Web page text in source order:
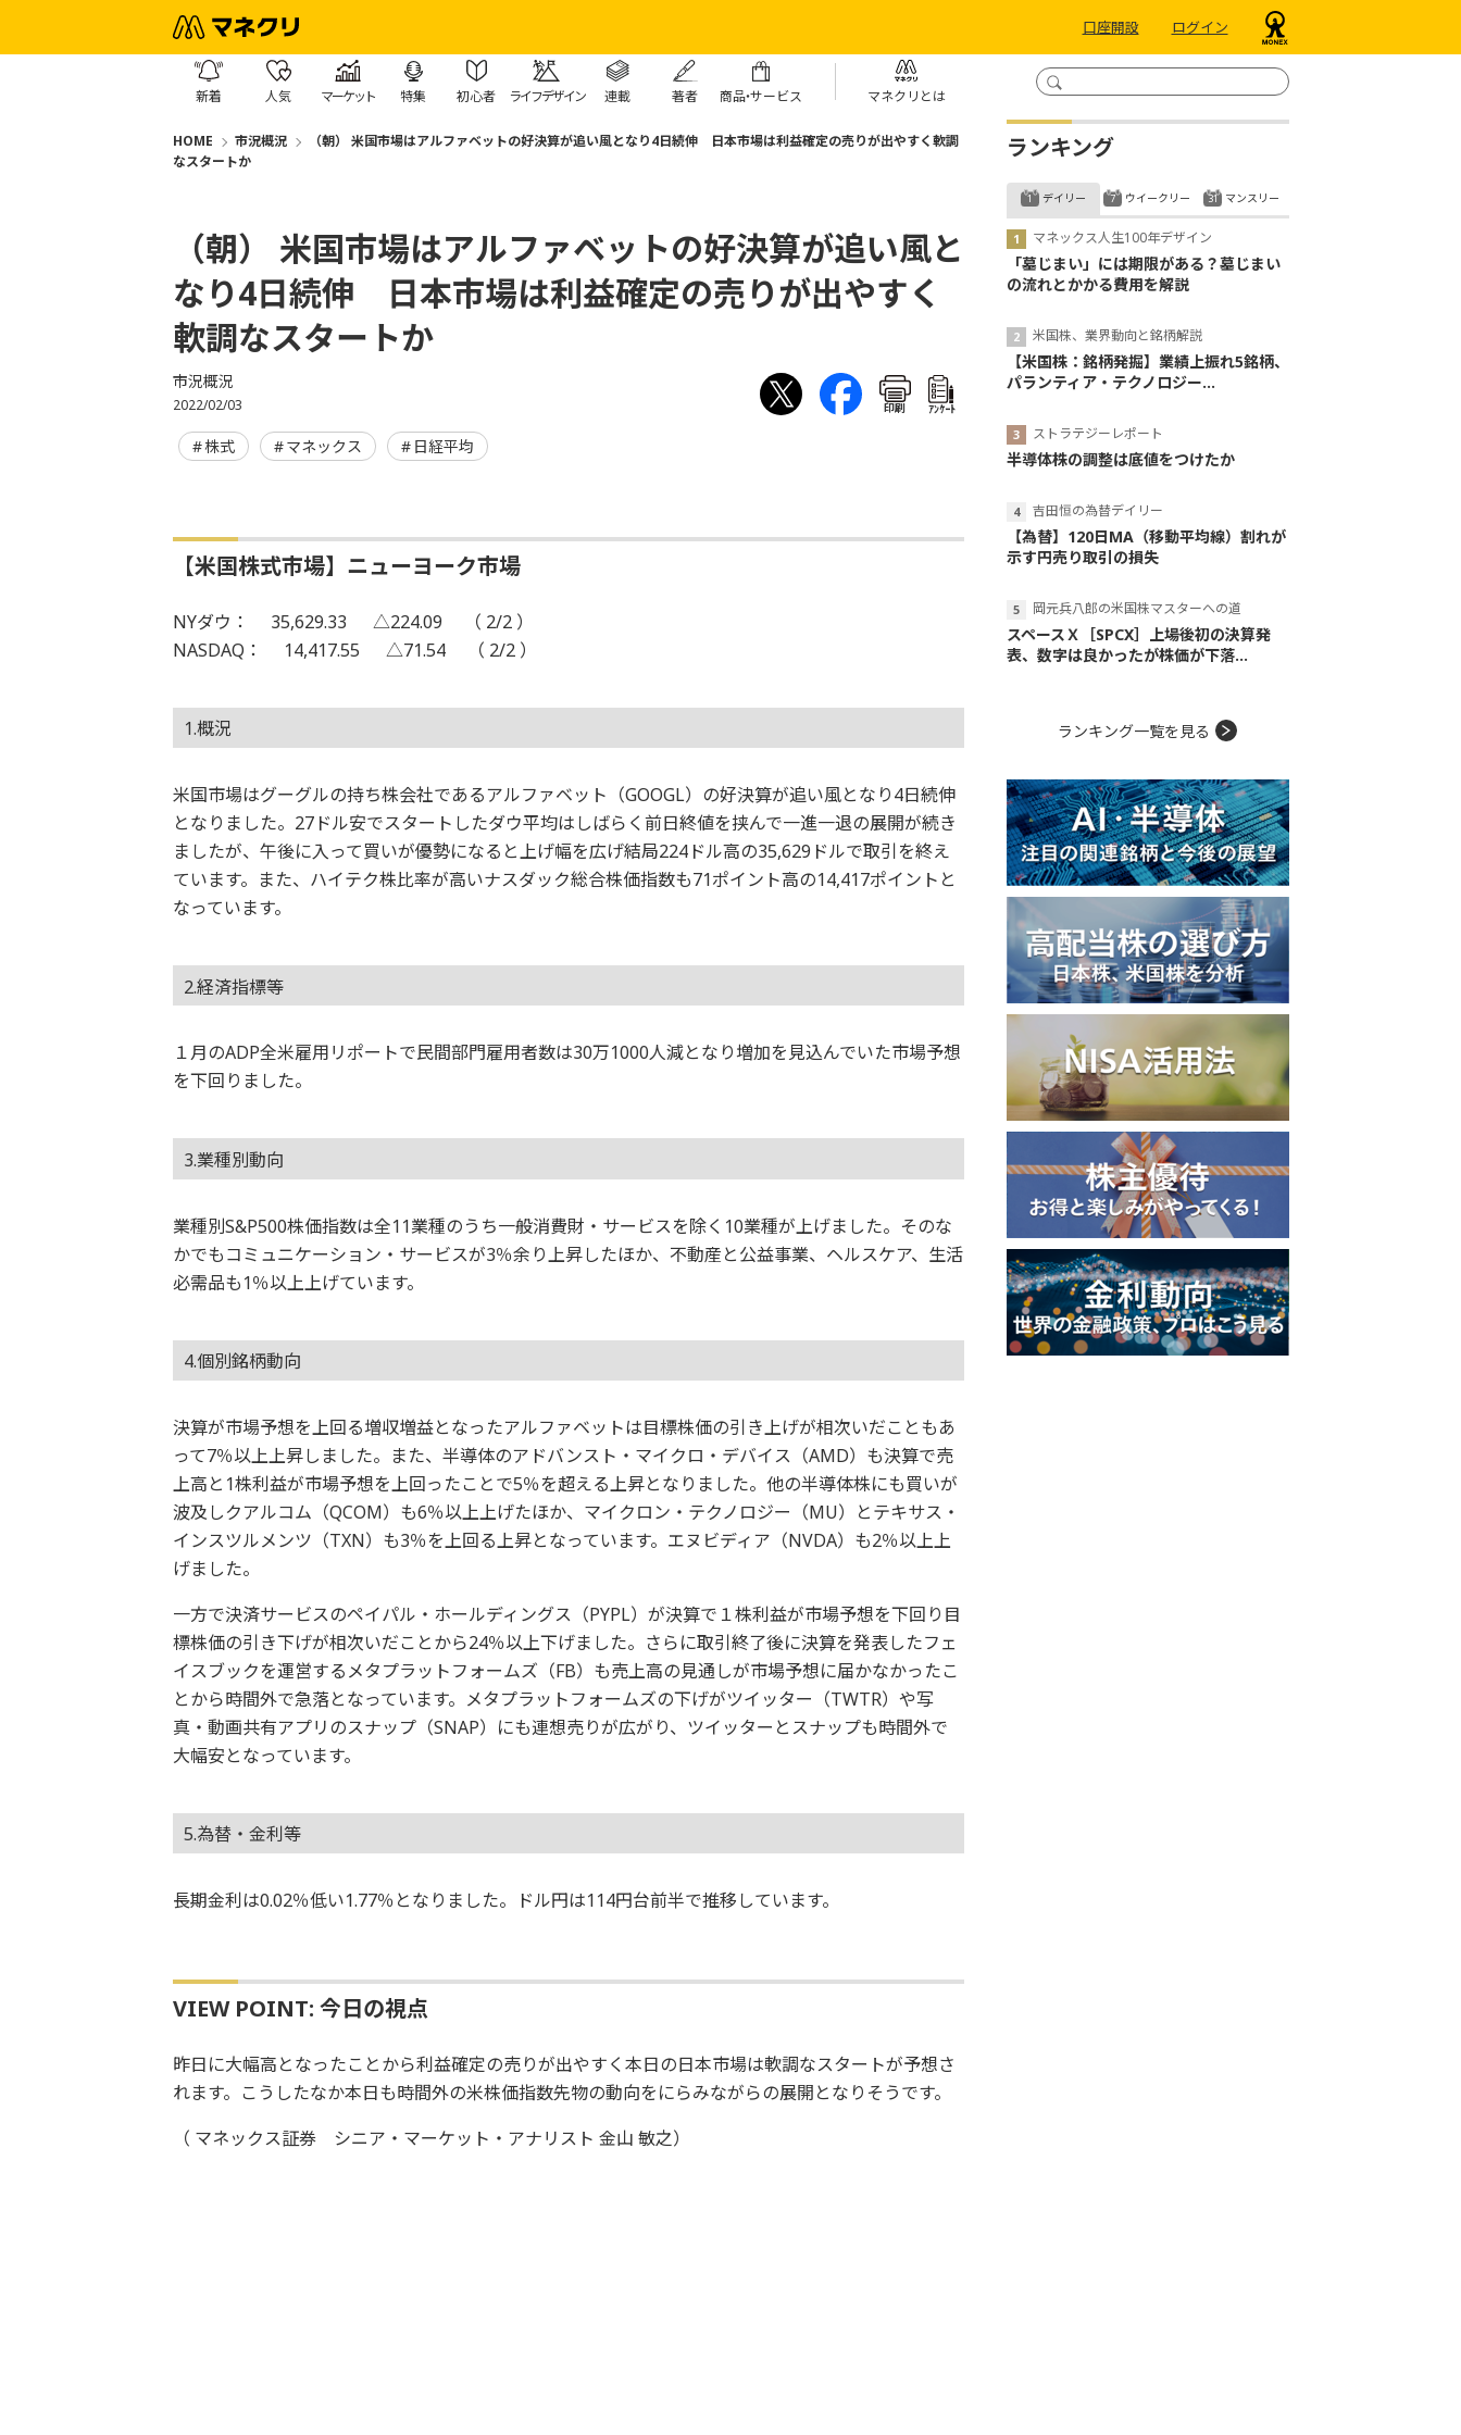
口座開設 ログイン
新着 人気 マーケット 特集 初心者 ライフデザイン 連載 著者 商品・サービス マネクリとは
HOME 市況概況
（朝） 米国市場はアルファベットの好決算が追い風となり4日続伸 日本市場は利益確定の売りが出やすく軟調
なスタートか
（朝） 米国市場はアルファベットの好決算が追い風と
なり4日続伸 日本市場は利益確定の売りが出やすく
軟調なスタートか
市況概況
2022/02/03 印刷 ｱﾝｹｰﾄ
株式 マネックス 日経平均
【米国株式市場】ニューヨーク市場
NYダウ： 35,629.33 △224.09 （ 2/2 ）
NASDAQ： 14,417.55 △71.54 （ 2/2 ）
1.概況
米国市場はグーグルの持ち株会社であるアルファベット（GOOGL）の好決算が追い風となり4日続伸
となりました。27ドル安でスタートしたダウ平均はしばらく前日終値を挟んで一進一退の展開が続き
ましたが、午後に入って買いが優勢になると上げ幅を広げ結局224ドル高の35,629ドルで取引を終え
ています。また、ハイテク株比率が高いナスダック総合株価指数も71ポイント高の14,417ポイントと
なっています。
2.経済指標等
１月のADP全米雇用リポートで民間部門雇用者数は30万1000人減となり増加を見込んでいた市場予想
を下回りました。
3.業種別動向
業種別S&P500株価指数は全11業種のうち一般消費財・サービスを除く10業種が上げました。そのな
かでもコミュニケーション・サービスが3％余り上昇したほか、不動産と公益事業、ヘルスケア、生活
必需品も1％以上上げています。
4.個別銘柄動向
決算が市場予想を上回る増収増益となったアルファベットは目標株価の引き上げが相次いだこともあ
って7％以上上昇しました。また、半導体のアドバンスト・マイクロ・デバイス（AMD）も決算で売
上高と1株利益が市場予想を上回ったことで5％を超える上昇となりました。他の半導体株にも買いが
波及しクアルコム（QCOM）も6％以上上げたほか、マイクロン・テクノロジー（MU）とテキサス・
インスツルメンツ（TXN）も3％を上回る上昇となっています。エヌビディア（NVDA）も2％以上上
げました。
一方で決済サービスのペイパル・ホールディングス（PYPL）が決算で１株利益が市場予想を下回り目
標株価の引き下げが相次いだことから24％以上下げました。さらに取引終了後に決算を発表したフェ
イスブックを運営するメタプラットフォームズ（FB）も売上高の見通しが市場予想に届かなかったこ
とから時間外で急落となっています。メタプラットフォームズの下げがツイッター（TWTR）や写
真・動画共有アプリのスナップ（SNAP）にも連想売りが広がり、ツイッターとスナップも時間外で
大幅安となっています。
5.為替・金利等
長期金利は0.02％低い1.77％となりました。ドル円は114円台前半で推移しています。
VIEW POINT: 今日の視点
昨日に大幅高となったことから利益確定の売りが出やすく本日の日本市場は軟調なスタートが予想さ
れます。こうしたなか本日も時間外の米株価指数先物の動向をにらみながらの展開となりそうです。
（ マネックス証券 シニア・マーケット・アナリスト 金山 敏之）
ランキング
デイリー
マネックス人生100年デザイン
「墓じまい」には期限がある？墓じまい
の流れとかかる費用を解説
米国株、業界動向と銘柄解説
【米国株：銘柄発掘】業績上振れ5銘柄、
パランティア・テクノロジー...
ストラテジーレポート
半導体株の調整は底値をつけたか
吉田恒の為替デイリー
【為替】120日MA（移動平均線）割れが
示す円売り取引の損失
岡元兵八郎の米国株マスターへの道
スペースＸ［SPCX］上場後初の決算発
表、数字は良かったが株価が下落...
ウイークリー マンスリー
ランキング一覧を見る